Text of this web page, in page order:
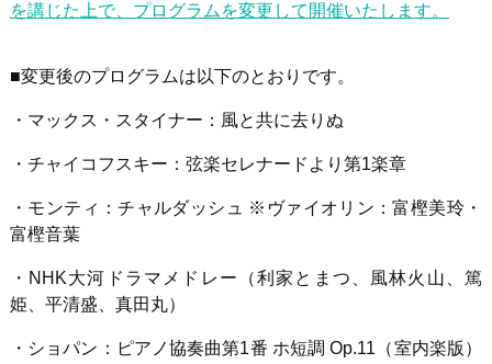
を講じた上で、プログラムを変更して開催いたします。
■変更後のプログラムは以下のとおりです。
・マックス・スタイナー：風と共に去りぬ
・チャイコフスキー：弦楽セレナードより第1楽章
・モンティ：チャルダッシュ ※ヴァイオリン：富樫美玲・
富樫音葉
・NHK大河ドラマメドレー（利家とまつ、風林火山、篤
姫、平清盛、真田丸）
・ショパン：ピアノ協奏曲第1番 ホ短調 Op.11（室内楽版）